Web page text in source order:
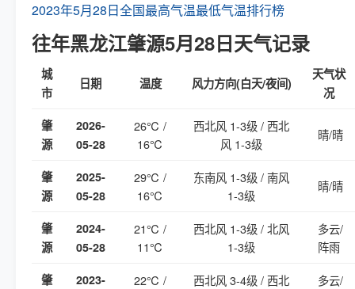
2023年5月28日全国最高气温最低气温排行榜
往年黑龙江肇源5月28日天气记录
城
市
日期 温度 风力方向(白天/夜间)
天气状
况
肇
源
2026-
05-28
26℃ /
16℃
西北风 1-3级 / 西北
风 1-3级
晴/晴
肇
源
2025-
05-28
29℃ /
16℃
东南风 1-3级 / 南风
1-3级
晴/晴
肇
源
2024-
05-28
21℃ /
11℃
西北风 1-3级 / 北风
1-3级
多云/
阵雨
肇
2023-
22℃ /
西北风 3-4级 / 西北
多云/